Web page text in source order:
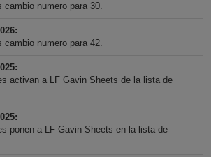
cambio numero para 30.
cambio numero para 42.
activan a LF Gavin Sheets de la lista de
ponen a LF Gavin Sheets en la lista de